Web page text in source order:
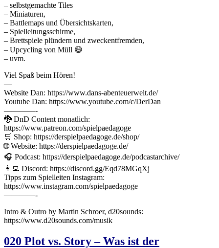
– selbstgemachte Tiles
– Miniaturen,
– Battlemaps und Übersichtskarten,
– Spielleitungsschirme,
– Brettspiele plündern und zweckentfremden,
– Upcycling von Müll 😄
– uvm.
Viel Spaß beim Hören!
—
Website Dan: https://www.dans-abenteuerwelt.de/
Youtube Dan: https://www.youtube.com/c/DerDan
————-
🐉 DnD Content monatlich:
https://www.patreon.com/spielpaedagoge
🛒 Shop: https://derspielpaedagoge.de/shop/
🌐 Website: https://derspielpaedagoge.de/
🎧 Podcast: https://derspielpaedagoge.de/podcastarchive/
👩‍💻 Discord: https://discord.gg/Eqd78MGqXj
Tipps zum Spielleiten Instagram:
https://www.instagram.com/spielpaedagoge
————-
Intro & Outro by Martin Schroer, d20sounds:
https://www.d20sounds.com/musik
020 Plot vs. Story – Was ist der